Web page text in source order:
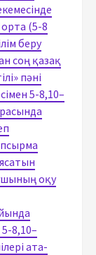
орта (5-8
беру
соң қазақ
пәні
5-8,10–
оқу
8,10–
ата-